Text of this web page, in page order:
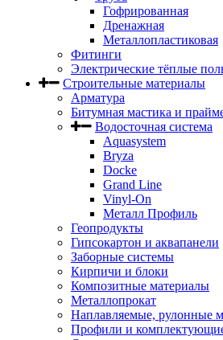
Гофрированная
Дренажная
Металлопластиковая
Фитинги
Электрические тёплые
Строительные материалы
Арматура
Битумная мастика и
Водосточная система
Aquasystem
Bryza
Docke
Grand Line
Vinyl-On
Металл Профиль
Геопродукты
Гипсокартон и аквапанели
Заборные системы
Кирпичи и блоки
Композитные материалы
Металлопрокат
Наплавляемые, рулонные
Профили и